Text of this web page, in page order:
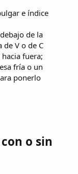
e índice
de la
V o de C
fuera;
fría o un
ponerlo
o sin